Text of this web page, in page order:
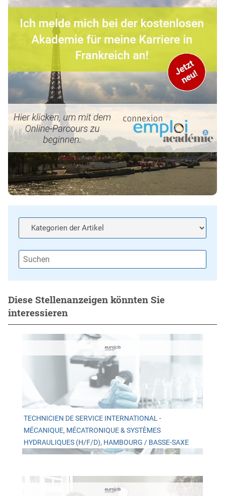
Diese Stellenanzeigen könnten Sie
interessieren
TECHNICIEN DE SERVICE INTERNATIONAL -
MÉCANIQUE, MÉCATRONIQUE & SYSTÈMES
HYDRAULIQUES (H/F/D), HAMBOURG / BASSE-SAXE